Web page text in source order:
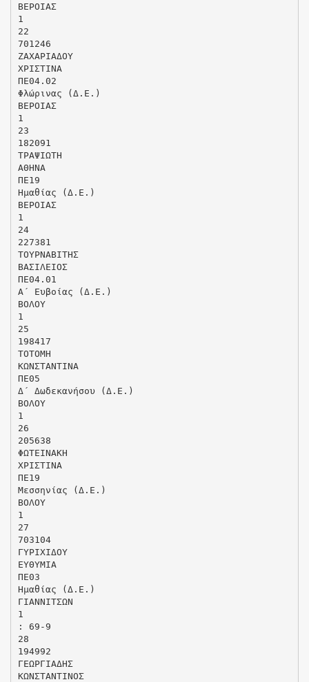
ΒΕΡΟΙΑΣ
1
22
701246
ΖΑΧΑΡΙΑΔΟΥ
ΧΡΙΣΤΙΝΑ
ΠΕ04.02
Φλώρινας (Δ.Ε.)
ΒΕΡΟΙΑΣ
1
23
182091
ΤΡΑΨΙΩΤΗ
ΑΘΗΝΑ
ΠΕ19
Ημαθίας (Δ.Ε.)
ΒΕΡΟΙΑΣ
1
24
227381
ΤΟΥΡΝΑΒΙΤΗΣ
ΒΑΣΙΛΕΙΟΣ
ΠΕ04.01
Α΄ Ευβοίας (Δ.Ε.)
ΒΟΛΟΥ
1
25
198417
ΤΟΤΟΜΗ
ΚΩΝΣΤΑΝΤΙΝΑ
ΠΕ05
Δ΄ Δωδεκανήσου (Δ.Ε.)
ΒΟΛΟΥ
1
26
205638
ΦΩΤΕΙΝΑΚΗ
ΧΡΙΣΤΙΝΑ
ΠΕ19
Μεσσηνίας (Δ.Ε.)
ΒΟΛΟΥ
1
27
703104
ΓΥΡΙΧΙΔΟΥ
ΕΥΘΥΜΙΑ
ΠΕ03
Ημαθίας (Δ.Ε.)
ΓΙΑΝΝΙΤΣΩΝ
1
: 69-9
28
194992
ΓΕΩΡΓΙΑΔΗΣ
ΚΩΝΣΤΑΝΤΙΝΟΣ